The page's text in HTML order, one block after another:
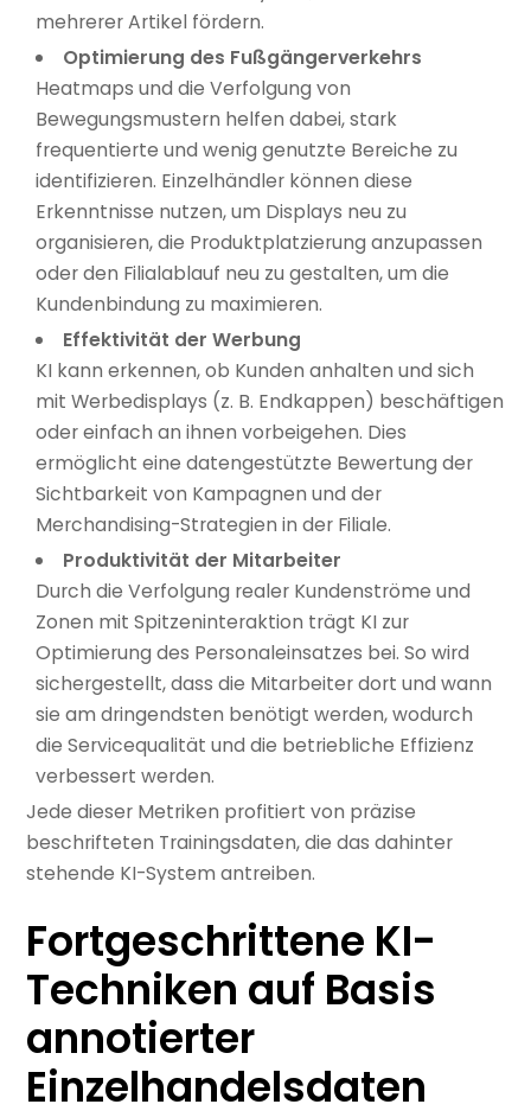
mehrerer Artikel fördern.
Optimierung des Fußgängerverkehrs
Heatmaps und die Verfolgung von
Bewegungsmustern helfen dabei, stark
frequentierte und wenig genutzte Bereiche zu
identifizieren. Einzelhändler können diese
Erkenntnisse nutzen, um Displays neu zu
organisieren, die Produktplatzierung anzupassen
oder den Filialablauf neu zu gestalten, um die
Kundenbindung zu maximieren.
Effektivität der Werbung
KI kann erkennen, ob Kunden anhalten und sich
mit Werbedisplays (z. B. Endkappen) beschäftigen
oder einfach an ihnen vorbeigehen. Dies
ermöglicht eine datengestützte Bewertung der
Sichtbarkeit von Kampagnen und der
Merchandising-Strategien in der Filiale.
Produktivität der Mitarbeiter
Durch die Verfolgung realer Kundenströme und
Zonen mit Spitzeninteraktion trägt KI zur
Optimierung des Personaleinsatzes bei. So wird
sichergestellt, dass die Mitarbeiter dort und wann
sie am dringendsten benötigt werden, wodurch
die Servicequalität und die betriebliche Effizienz
verbessert werden.
Jede dieser Metriken profitiert von präzise
beschrifteten Trainingsdaten, die das dahinter
stehende KI-System antreiben.
Fortgeschrittene KI-
Techniken auf Basis
annotierter
Einzelhandelsdaten